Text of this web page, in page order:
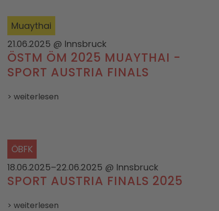
Muaythai
21.06.2025 @ Innsbruck
ÖSTM ÖM 2025 MUAYTHAI -
SPORT AUSTRIA FINALS
> weiterlesen
ÖBFK
18.06.2025–22.06.2025 @ Innsbruck
SPORT AUSTRIA FINALS 2025
> weiterlesen